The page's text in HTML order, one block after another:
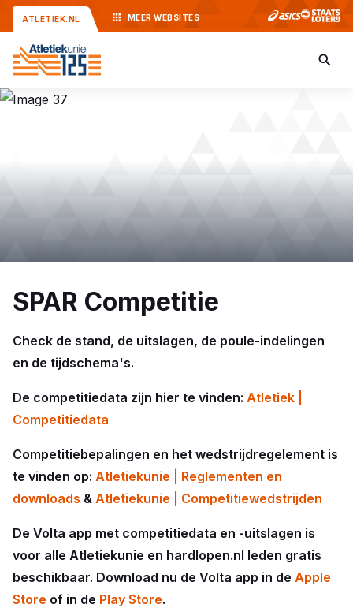
ATLETIEK.NL MEER WEBSITES
SPAR Competitie
Check de stand, de uitslagen, de poule-indelingen
en de tijdschema's.
De competitiedata zijn hier te vinden: Atletiek |
Competitiedata
Competitiebepalingen en het wedstrijdregelement is
te vinden op: Atletiekunie | Reglementen en
downloads & Atletiekunie | Competitiewedstrijden
De Volta app met competitiedata en -uitslagen is
voor alle Atletiekunie en hardlopen.nl leden gratis
beschikbaar. Download nu de Volta app in de Apple
Store of in de Play Store.